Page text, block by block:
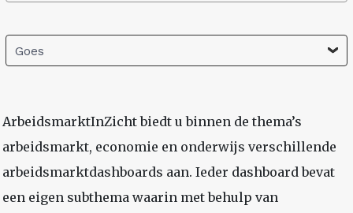
Goes
ArbeidsmarktInZicht biedt u binnen de thema’s
arbeidsmarkt, economie en onderwijs verschillende
arbeidsmarktdashboards aan. Ieder dashboard bevat
een eigen subthema waarin met behulp van